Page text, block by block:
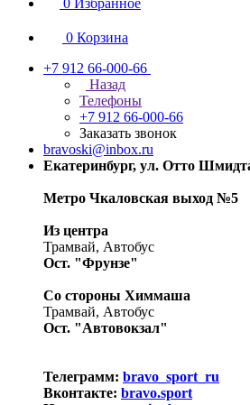
0 Избранное
0 Корзина
+7 912 66-000-66
Назад
Телефоны
+7 912 66-000-66
Заказать звонок
bravoski@inbox.ru
Екатеринбург, ул. Отто
Метро Чкаловская выход №5
Из центра
Трамвай, Автобус
Ост. "Фрунзе"
Со стороны Химмаша
Трамвай, Автобус
Ост. "Автовокзал"
Телеграмм: bravo_sport_ru
Вконтакте: bravo.sport